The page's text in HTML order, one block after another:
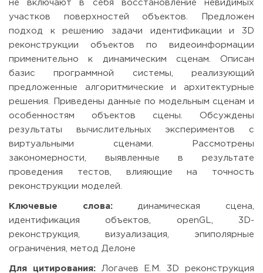
не включают в себя восстановление невидимых
участков поверхностей объектов. Предложен
подход к решению задачи идентификации и 3D
реконструкции объектов по видеоинформации
применительно к динамическим сценам. Описан
базис программной системы, реализующий
предложенные алгоритмические и архитектурные
решения. Приведены данные по модельным сценам и
особенностям объектов сцены. Обсуждены
результаты вычислительных экспериментов с
виртуальными сценами. Рассмотрены
закономерности, выявленные в результате
проведения тестов, влияющие на точность
реконструкции моделей.
Ключевые слова:динамическая сцена,
идентификация объектов, openGL, 3D-
реконструкция, визуализация, эпиполярные
ограничения, метод Делоне
Для цитирования:Логачев Е.М. 3D реконструкция